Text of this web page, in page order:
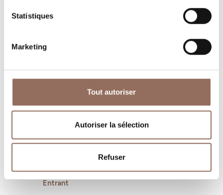
Statistiques
Marketing
Tout autoriser
Autoriser la sélection
Refuser
Tourisme
Entrant